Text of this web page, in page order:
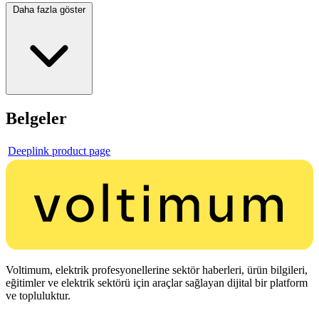
Daha fazla göster
Belgeler
Deeplink product page
Voltimum, elektrik profesyonellerine sektör haberleri, ürün bilgileri,
eğitimler ve elektrik sektörü için araçlar sağlayan dijital bir platform
ve topluluktur.